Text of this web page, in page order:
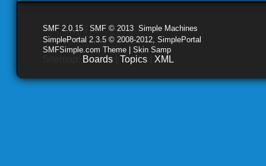
SMF 2.0.15 SMF © 2013 Simple Machines
SimplePortal 2.3.5 © 2008-2012, SimplePortal
SMFSimple.com Theme | Skin Samp
Boards Topics XML